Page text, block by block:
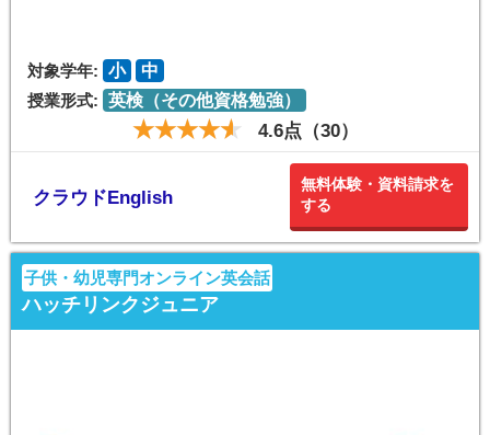
対象学年: 小
中
授業形式: 英検（その他資格勉強）
4.6点（30）
クラウドEnglish
無料体験・資料請求を
する
子供・幼児専門オンライン英会話
ハッチリンクジュニア